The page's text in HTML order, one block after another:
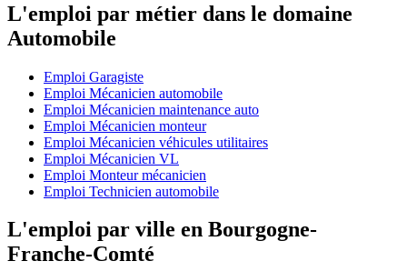
L'emploi par métier dans le domaine
Automobile
Emploi Garagiste
Emploi Mécanicien automobile
Emploi Mécanicien maintenance auto
Emploi Mécanicien monteur
Emploi Mécanicien véhicules utilitaires
Emploi Mécanicien VL
Emploi Monteur mécanicien
Emploi Technicien automobile
L'emploi par ville en Bourgogne-
Franche-Comté